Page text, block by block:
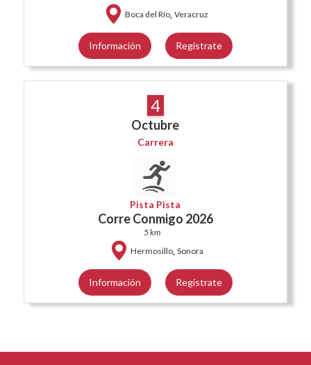
Boca del Río, Veracruz
Información Regístrate
4
Octubre
Carrera
Pista Pista
Corre Conmigo 2026
5 km
Hermosillo, Sonora
Información Regístrate